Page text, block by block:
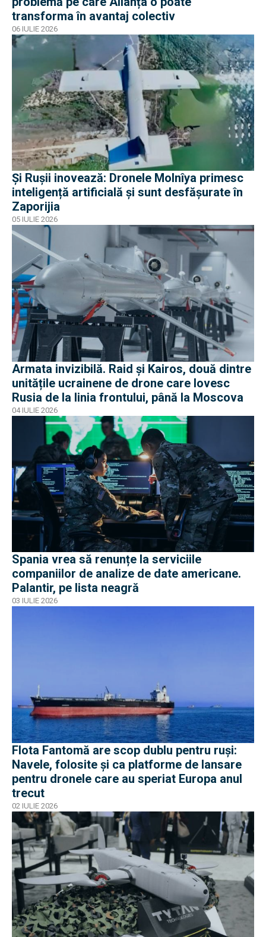
transforma în avantaj colectiv
06 IULIE 2026
Și Rușii inovează: Dronele Molnîya primesc
inteligență artificială și sunt desfășurate în
Zaporijia
05 IULIE 2026
Armata invizibilă. Raid și Kairos, două dintre
unitățile ucrainene de drone care lovesc
Rusia de la linia frontului, până la Moscova
04 IULIE 2026
Spania vrea să renunțe la serviciile
companiilor de analize de date americane.
Palantir, pe lista neagră
03 IULIE 2026
Flota Fantomă are scop dublu pentru ruși:
Navele, folosite și ca platforme de lansare
pentru dronele care au speriat Europa anul
trecut
02 IULIE 2026